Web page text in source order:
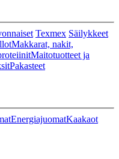
Texmex Säilykkeet
Makkarat, nakit,
Maitotuotteet ja
Pakasteet
EnergiajuomatKaakaot